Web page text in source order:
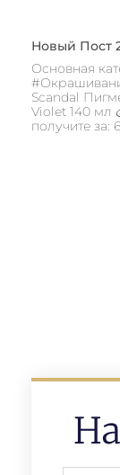
Новый Пост
Основная
Scandal
Violet 140 мл
получите за: